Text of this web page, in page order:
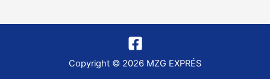
Copyright © 2026 MZG EXPRÉS